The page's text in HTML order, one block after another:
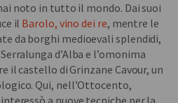
noto in tutto il mondo. Dai suoi
il Barolo, vino dei re, mentre le
da borghi medioevali splendidi,
d’Alba e l’omonima
il castello di Grinzane Cavour, un
Qui, nell’Ottocento,